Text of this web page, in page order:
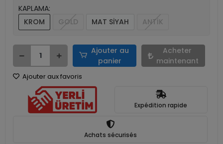
KAPLAMA:
KROM
GOLD MAT SİYAH ANTİK
Ajouter au
panier
Acheter
maintenant
Ajouter aux favoris
Expédition rapide
Achats sécurisés